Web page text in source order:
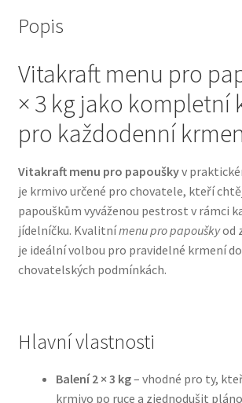
Škrabadla pro kočky
Veterinární dieta pro kočky
Vše pro psy — Krmivo, doplňky, vybavení
Bozita pro psy — Švédské krmivo s
Brit pro psy
Granule pro psy
přírodními složkami
Happy Dog — Německá kvalita a
Popis
Vitakraft menu pro
× 3 kg jako kompletní
pro každodenní
Vitakraft menu pro papouškyv
je krmivo určené pro chovatele, kteří
papouškům vyváženou pestrost v rámci
jídelníčku. Kvalitnímenu pro papouškyod
je ideální volbou pro pravidelné krmení
chovatelských podmínkách.
Hlavní vlastnosti
Balení 2 × 3 kg– vhodné pro ty,
krmivo po ruce a zjednodušit